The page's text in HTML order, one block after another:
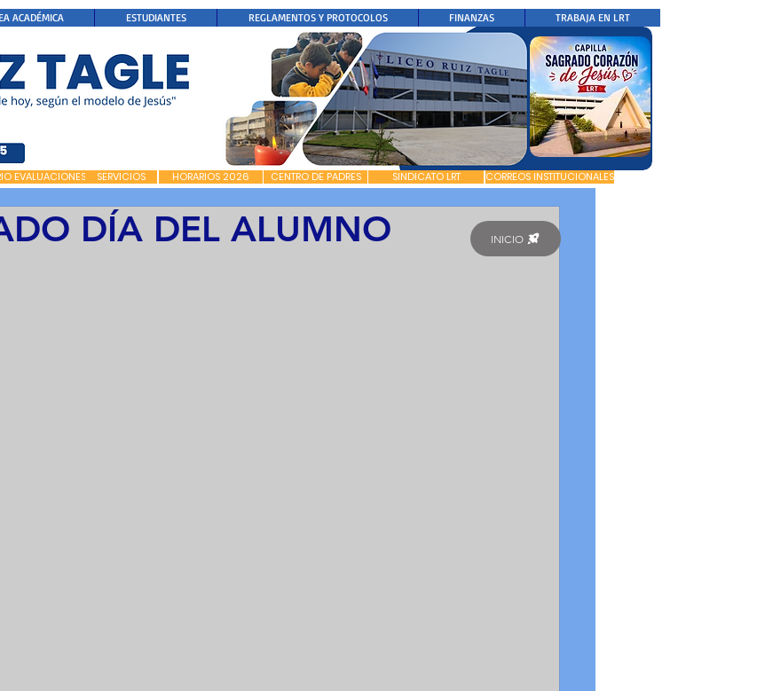
ACADÉMICA ESTUDIANTES REGLAMENTOS Y PROTOCOLOS FINANZAS TRABAJA EN LRT
EVALUACIONES SERVICIOS HORARIOS 2026 CENTRO DE PADRES SINDICATO LRT CORREOS INSTITUCIONALES
DÍA DEL ALUMNO INICIO